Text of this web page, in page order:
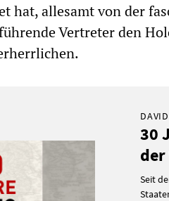
hat, allesamt von der
Vertreter den
30
Seit